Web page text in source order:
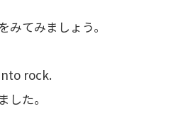
みてみましょう。
rock.
した。